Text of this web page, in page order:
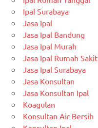
Ipal Surabaya
Jasa Ipal
Jasa Ipal Bandung
Jasa Ipal Murah
Jasa Ipal Rumah Sakit
Jasa Ipal Surabaya
Jasa Konsultan
Jasa Konsultan Ipal
Koagulan
Konsultan Air Bersih